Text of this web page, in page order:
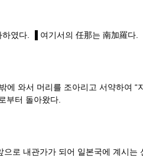
였다. ▐ 여기서의 任那는 南加羅다.
와서 머리를 조아리고 서약하여 “
부터 돌아왔다.
로 내관가가 되어 일본국에 계시는